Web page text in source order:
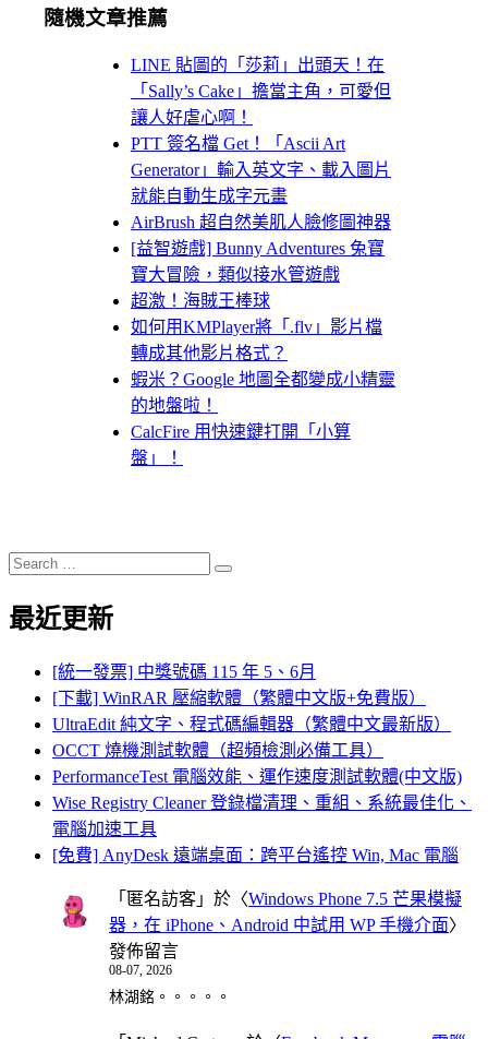
隨機文章推薦
LINE 貼圖的「莎莉」出頭天！在
「Sally’s Cake」擔當主角，可愛但
讓人好虐心啊！
PTT 簽名檔 Get！「Ascii Art
Generator」輸入英文字、載入圖片
就能自動生成字元畫
AirBrush 超自然美肌人臉修圖神器
[益智遊戲] Bunny Adventures 兔寶
寶大冒險，類似接水管遊戲
超激！海賊王棒球
如何用KMPlayer將「.flv」影片檔
轉成其他影片格式？
蝦米？Google 地圖全都變成小精靈
的地盤啦！
CalcFire 用快速鍵打開「小算
盤」！
Search
for:
Search
最近更新
[統一發票] 中獎號碼 115 年 5、6月
[下載] WinRAR 壓縮軟體（繁體中文版+免費版）
UltraEdit 純文字、程式碼編輯器（繁體中文最新版）
OCCT 燒機測試軟體（超頻檢測必備工具）
PerformanceTest 電腦效能、運作速度測試軟體(中文版)
Wise Registry Cleaner 登錄檔清理、重組、系統最佳化、
電腦加速工具
[免費] AnyDesk 遠端桌面：跨平台遙控 Win, Mac 電腦
「 匿名訪客 」於〈Windows Phone 7.5 芒果模擬
器，在 iPhone、Android 中試用 WP 手機介面〉
發佈留言
08-07, 2026
林湖銘。。。。。